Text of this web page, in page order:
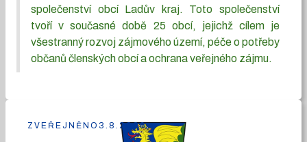
společenství obcí Ladův kraj. Toto společenství
tvoří v současné době 25 obcí, jejichž cílem je
všestranný rozvoj zájmového území, péče o potřeby
občanů členských obcí a ochrana veřejného zájmu.
ZVEŘEJNĚNO 3.8.2026